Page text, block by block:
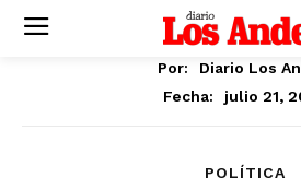
Por:
Diario Los
Fecha:
julio 21,
POLÍTICA